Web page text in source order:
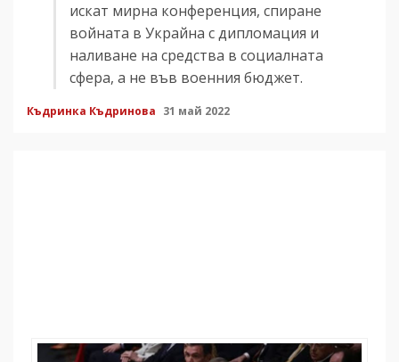
искат мирна конференция, спиране
войната в Украйна с дипломация и
наливане на средства в социалната
сфера, а не във военния бюджет.
Къдринка Къдринова 31 май 2022